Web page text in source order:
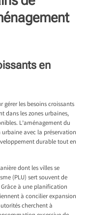
en
les besoins croissants
dans les zones urbaines,
L’aménagement du
avec la préservation
durable tout en
dont les villes se
(PLU) sert souvent de
à une planification
à concilier expansion
cherchent à